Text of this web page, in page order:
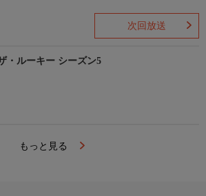
次回放送
・ルーキー シーズン5
もっと見る